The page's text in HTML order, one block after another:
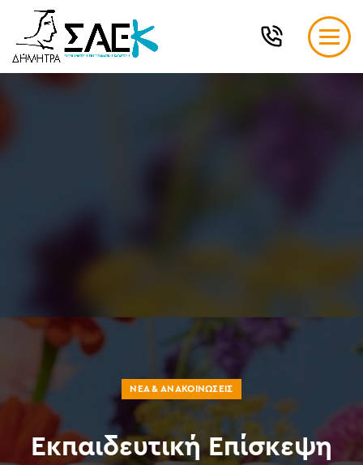
ΝΈΑ & ΑΝΑΚΟΙΝΏΣΕΙΣ
Εκπαιδευτική Επίσκεψη